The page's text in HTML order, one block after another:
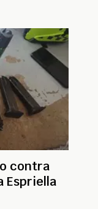
contra
Espriella